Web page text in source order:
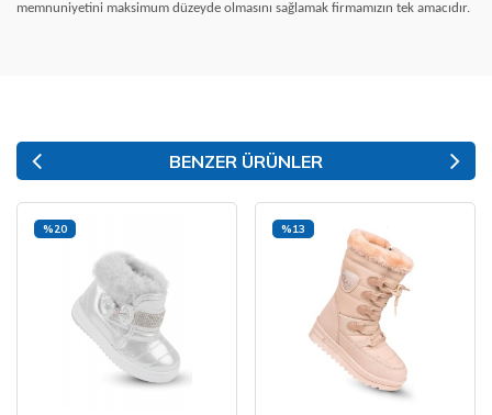
memnuniyetini maksimum düzeyde olmasını sağlamak firmamızın tek amacıdır.
BENZER ÜRÜNLER
%20 %13